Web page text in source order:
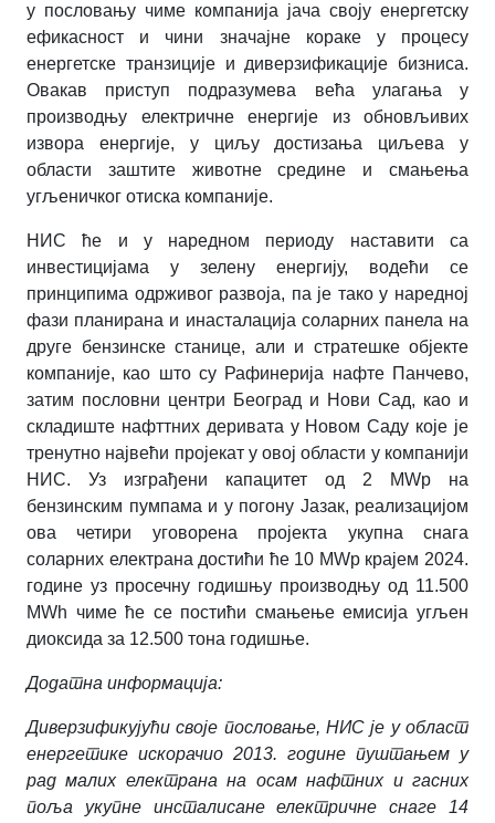
у пословању чиме компанија јача своју енергетску
ефикасност и чини значајне кораке у процесу
енергетске транзиције и диверзификације бизниса.
Овакав приступ подразумева већа улагања у
производњу електричне енергије из обновљивих
извора енергије, у циљу достизања циљева у
области заштите животне средине и смањења
угљеничког отиска компаније.
НИС ће и у наредном периоду наставити са
инвестицијама у зелену енергију, водећи се
принципима одрживог развоја, па је тако у наредној
фази планирана и инасталација соларних панела на
друге бензинске станице, али и стратешке објекте
компаније, као што су Рафинерија нафте Панчево,
затим пословни центри Београд и Нови Сад, као и
складиште нафттних деривата у Новом Саду које је
тренутно највећи пројекат у овој области у компанији
НИС. Уз изграђени капацитет од 2
MWp на
бензинским пумпама и у погону Јазак, реализацијом
ова четири уговорена пројекта укупна снага
соларних електрана достићи ће 10 MWp крајем 2024.
године уз просечну годишњу производњу од 11.500
MWh чиме ће се постићи смањење емисија угљен
диоксида за 12.500 тона годишње.
Додатна информација:
Диверзификујући своје пословање, НИС је у област
енергетике искорачио 2013. године пуштањем у
рад малих електрана на осам нафтних и гасних
поља укупне инсталисане електричне снаге 14